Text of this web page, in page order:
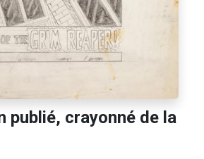
publié, crayonné de la